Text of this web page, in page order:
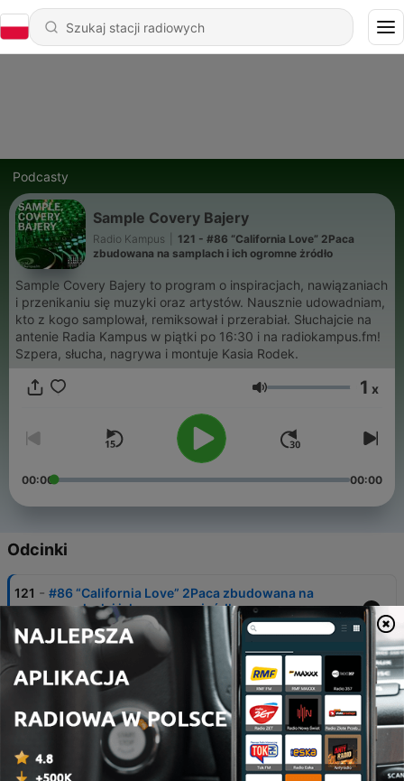
Podcasty
Sample Covery Bajery
Radio Kampus
121 - #86 “California Love” 2Paca
zbudowana na samplach i ich ogromne żródło
Sample Covery Bajery to program o inspiracjach, nawiązaniach
i przenikaniu się muzyki oraz artystów. Nausznie udowadniam,
kto z kogo samplował, remiksował i przerabiał. Słuchajcie na
antenie Radia Kampus w piątki po 16:30 i na radiokampus.fm!
Szpera, słucha, nagrywa i montuje Kasia Rodek.
Głośność 1 x
00:00 00:00
Odcinki
121 - #86 “California Love” 2Paca zbudowana na
samplach i ich ogromne żródło
29 cze 2026
#85 Bardzo wybuchowe sample! “Bam Bam” i
"Bang Bang” w popkulturze
#84 Kiedy byłem... Breakout jako inspiracja
18 cze 2026